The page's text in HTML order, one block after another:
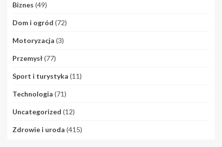
Biznes (49)
Dom i ogród (72)
Motoryzacja (3)
Przemysł(77)
Sport i turystyka (11)
Technologia (71)
Uncategorized (12)
Zdrowie i uroda (415)